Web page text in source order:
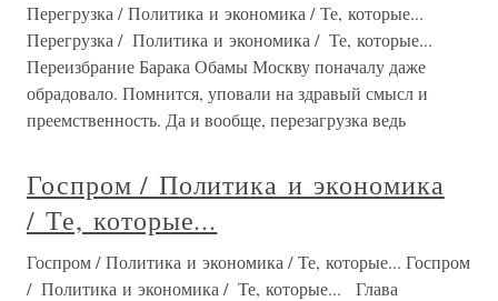
Перегрузка / Политика и экономика / Те, которые...
Перегрузка / Политика и экономика / Те, которые...
Переизбрание Барака Обамы Москву поначалу даже
обрадовало. Помнится, уповали на здравый смысл и
преемственность. Да и вообще, перезагрузка ведь
Госпром / Политика и экономика
/ Те, которые...
Госпром / Политика и экономика / Те, которые... Госпром
/ Политика и экономика / Те, которые... Глава